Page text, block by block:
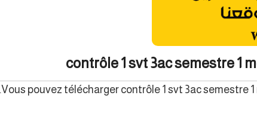
contrôle 1 svt 3ac semestre 1
Vous pouvez télécharger contrôle 1 svt 3ac semestre